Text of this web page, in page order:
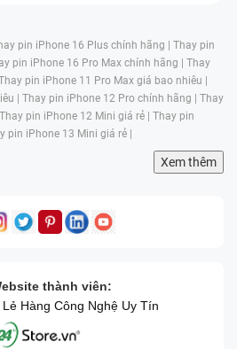
pin iPhone 16 Plus chính hãng | Thay pin
pin iPhone 16 Pro Max chính hãng | Thay
pin iPhone 11 Pro Max giá bao nhiêu |
| Thay pin iPhone 12 Pro chính hãng | Thay
Thay pin iPhone 12 Mini giá rẻ | Thay pin
pin iPhone 13 Mini giá rẻ |
Xem thêm
thành viên:
Hàng Công Nghệ Uy Tín